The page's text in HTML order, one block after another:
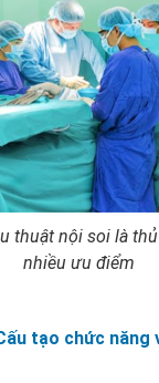
thuật nội soi là
nhiều ưu điểm
tạo chức năng